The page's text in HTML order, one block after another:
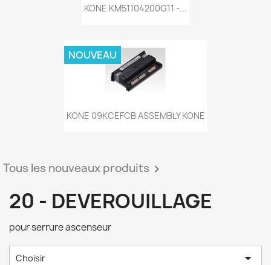
KONE KM51104200G11 -...
KONE 09KCEFCB ASSEMBLY KONE
NOUVEAU
Tous les nouveaux produits 
20 - DEVEROUILLAGE
pour serrure ascenseur
Choisir 